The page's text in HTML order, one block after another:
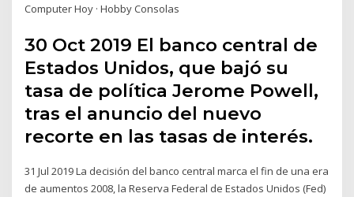
Computer Hoy · Hobby Consolas
30 Oct 2019 El banco central de
Estados Unidos, que bajó su
tasa de política Jerome Powell,
tras el anuncio del nuevo
recorte en las tasas de interés.
31 Jul 2019 La decisión del banco central marca el fin de una era
de aumentos 2008, la Reserva Federal de Estados Unidos (Fed)